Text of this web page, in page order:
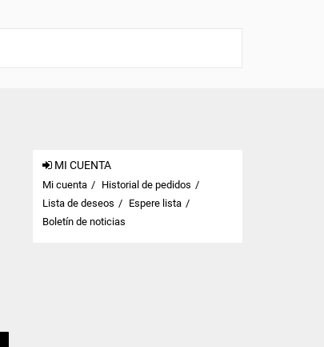
MI CUENTA
Mi cuenta
Historial de pedidos
Lista de deseos
Espere lista
Boletín de noticias